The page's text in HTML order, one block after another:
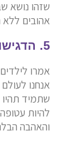
שזהו נושא
אהובים ללא
5. הדגישו: מתגרשים כזוג, לא כהורים
אמרו
אנחנו
שתמיד
להיות
והאהבה